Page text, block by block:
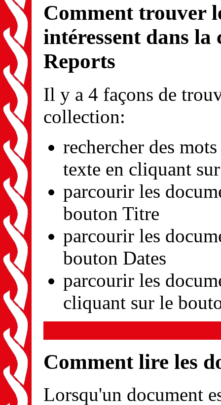
Comment trouver
intéressent dans
Reports
Il y a 4 façons de
collection:
rechercher des
texte en cliquant
parcourir les
bouton Titre
parcourir les
bouton Dates
parcourir les
cliquant sur le
Comment lire les
Lorsqu'un document